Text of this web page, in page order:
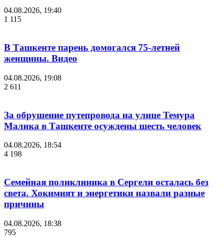
04.08.2026, 19:40
1 115
В Ташкенте парень домогался 75-летней
женщины. Видео
04.08.2026, 19:08
2 611
За обрушение путепровода на улице Темура
Малика в Ташкенте осуждены шесть человек
04.08.2026, 18:54
4 198
Семейная поликлиника в Сергели осталась без
света. Хокимият и энергетики назвали разные
причины
04.08.2026, 18:38
795